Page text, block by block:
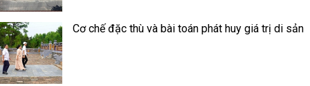
Cơ chế đặc thù và bài toán phát huy giá trị di sản